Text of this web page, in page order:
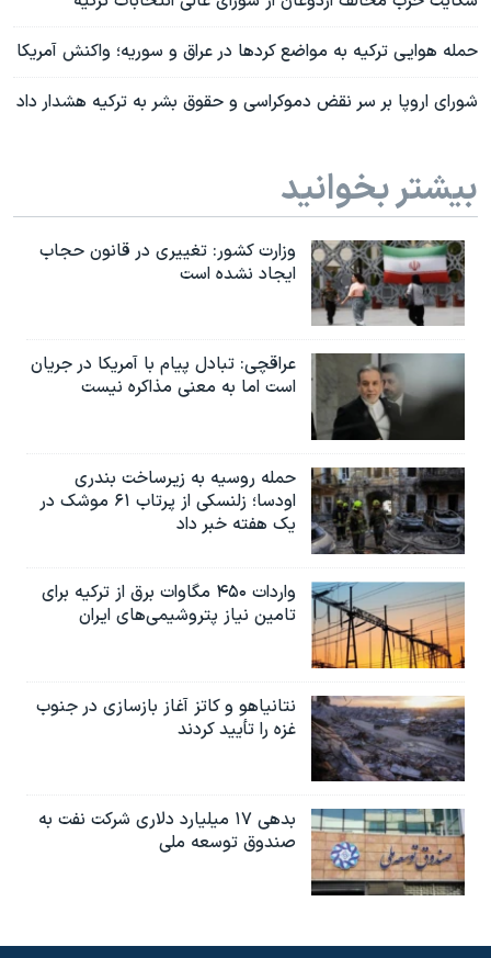
حمله هوایی ترکیه به مواضع کردها در عراق و سوریه؛ واکنش آمریکا
شورای اروپا بر سر نقض دموکراسی و حقوق بشر به ترکیه هشدار داد
بیشتر بخوانید
وزارت کشور: تغییری در قانون حجاب
ایجاد نشده است
عراقچی: تبادل پیام با آمریکا در جریان
است اما به معنی مذاکره نیست
حمله روسیه به زیرساخت بندری
اودسا؛ زلنسکی از پرتاب ۶۱ موشک در
یک هفته خبر داد
واردات ۴۵۰ مگاوات برق از ترکیه برای
تامین نیاز پتروشیمی‌های ایران
نتانیاهو و کاتز آغاز بازسازی در جنوب
غزه را تأیید کردند
بدهی ۱۷ میلیارد دلاری شرکت نفت به
صندوق توسعه ملی